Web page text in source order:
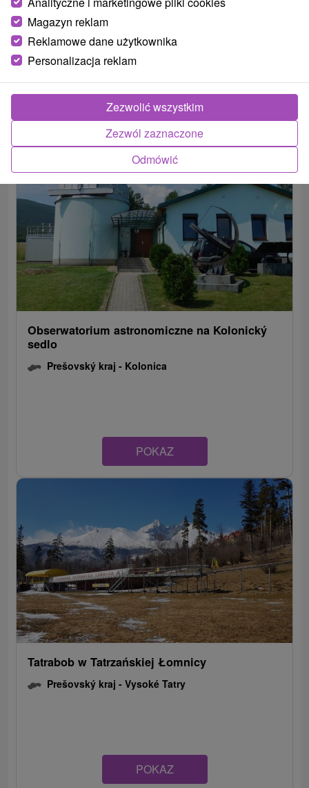
(41) (4)
Wodospady(9) Kościoły drewniane
Aquaparki, baseny(10) Planetarium i obserwatorium
Ośrodki i miasteczka dziecięce
Wsie i miasta
Vysoké Tatry(62) Štrbské Pleso(29) Pokaż wszystko
Obserwatorium astronomiczne na Kolonický
sedlo
Prešovský kraj - Kolonica
POKAZ
Tatrabob w Tatrzańskiej Łomnicy
Prešovský kraj -Vysoké Tatry
POKAZ
Magazyn reklam
Reklamowe dane użytkownika
Personalizacja reklam
Odmówić
Zezwól zaznaczone
Zezwolić wszystkim